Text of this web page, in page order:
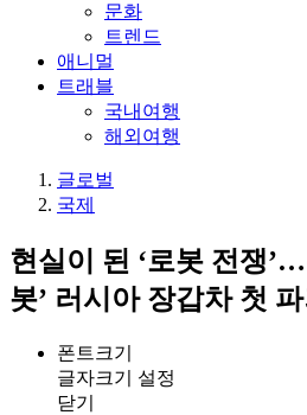
문화
트렌드
애니멀
트래블
국내여행
해외여행
글로벌
국제
현실이 된 ‘로봇 전쟁
봇’ 러시아 장갑차 첫 파
폰트크기
글자크기 설정
닫기